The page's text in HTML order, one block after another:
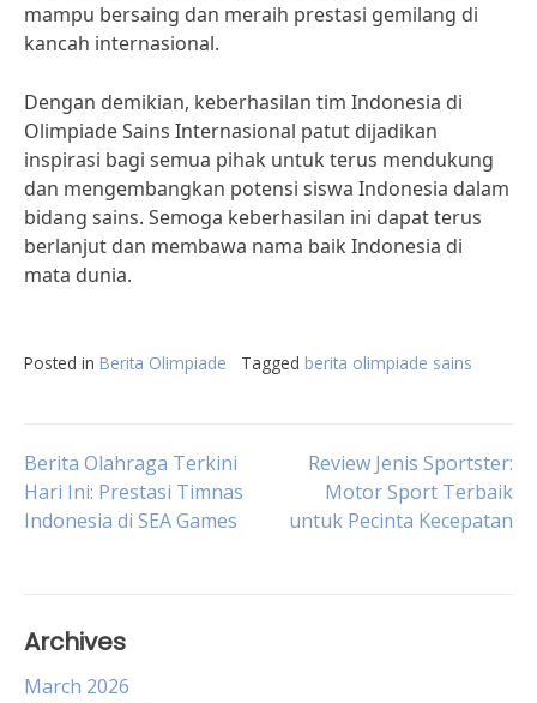
mampu bersaing dan meraih prestasi gemilang di
kancah internasional.
Dengan demikian, keberhasilan tim Indonesia di
Olimpiade Sains Internasional patut dijadikan
inspirasi bagi semua pihak untuk terus mendukung
dan mengembangkan potensi siswa Indonesia dalam
bidang sains. Semoga keberhasilan ini dapat terus
berlanjut dan membawa nama baik Indonesia di
mata dunia.
Posted in Berita Olimpiade Tagged berita olimpiade sains
Post
navigation
Berita Olahraga Terkini
Hari Ini: Prestasi Timnas
Indonesia di SEA Games
Review Jenis Sportster:
Motor Sport Terbaik
untuk Pecinta Kecepatan
Archives
March 2026